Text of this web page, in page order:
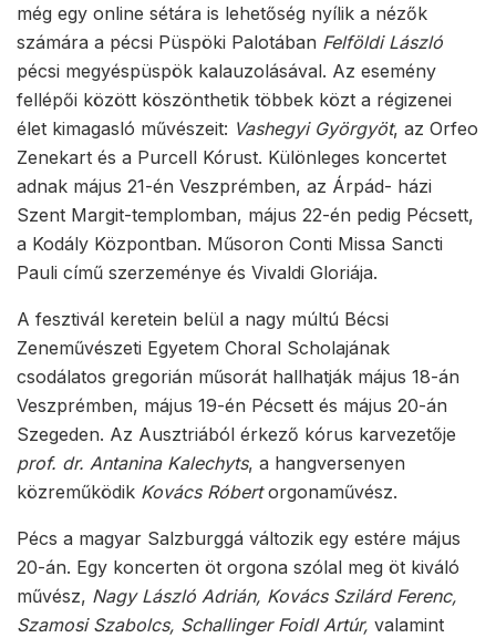
még egy online sétára is lehetőség nyílik a nézők
számára a pécsi Püspöki Palotában Felföldi László
pécsi megyéspüspök kalauzolásával. Az esemény
fellépői között köszönthetik többek közt a régizenei
élet kimagasló művészeit: Vashegyi Györgyöt, az Orfeo
Zenekart és a Purcell Kórust. Különleges koncertet
adnak május 21-én Veszprémben, az Árpád- házi
Szent Margit-templomban, május 22-én pedig Pécsett,
a Kodály Központban. Műsoron Conti Missa Sancti
Pauli című szerzeménye és Vivaldi Gloriája.
A fesztivál keretein belül a nagy múltú Bécsi
Zeneművészeti Egyetem Choral Scholajának
csodálatos gregorián műsorát hallhatják május 18-án
Veszprémben, május 19-én Pécsett és május 20-án
Szegeden. Az Ausztriából érkező kórus karvezetője
prof. dr. Antanina Kalechyts, a hangversenyen
közreműködik Kovács Róbertorgonaművész.
Pécs a magyar Salzburggá változik egy estére május
20-án. Egy koncerten öt orgona szólal meg öt kiváló
művész, Nagy László Adrián, Kovács Szilárd Ferenc,
Szamosi Szabolcs, Schallinger Foidl Artúr, valamint